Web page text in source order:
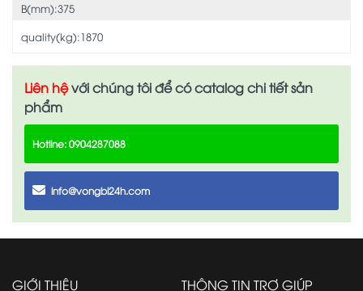
B(mm):375
quality(kg):1870
Liên hệvới chúng tôi để có catalog chi tiết sản
phẩm
Hotline: 0904287088
info@vongbi24h.com
GIỚI THIỆU THÔNG TIN TRỢ GIÚP